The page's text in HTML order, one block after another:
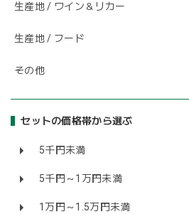
生産地 / ワイン＆リカー
生産地 / フード
その他
セットの価格帯から選ぶ
5千円未満
5千円～1万円未満
1万円～1.5万円未満